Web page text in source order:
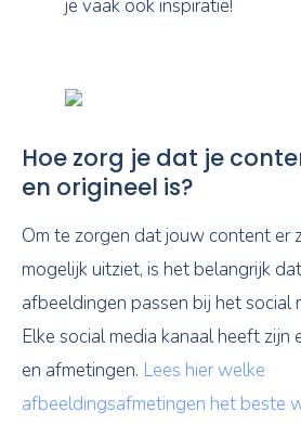
je vaak ook inspiratie!
Hoe zorg je dat je
en origineel is?
Om te zorgen dat jouw content er
mogelijk uitziet, is het belangrijk
afbeeldingen passen bij het social
Elke social media kanaal heeft zijn
en afmetingen. Lees hier welke
afbeeldingsafmetingen het beste